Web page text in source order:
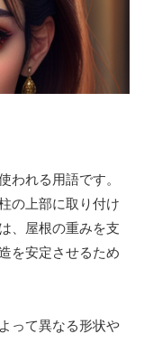
われる用語です。
の上部に取り付け
、屋根の重みを支
を安定させるため
って異なる形状や